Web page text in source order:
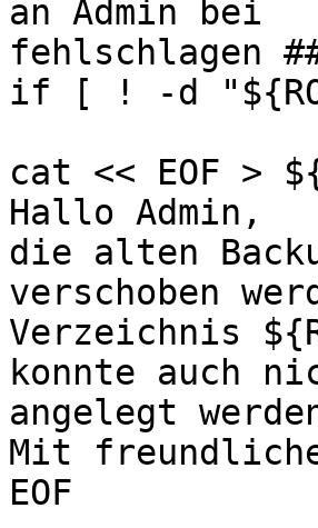
an Admin bei
fehlschlagen
if [ ! -d
cat << EOF >
Hallo Admin,
die alten
verschoben
Verzeichnis
konnte auch
angelegt
Mit
EOF